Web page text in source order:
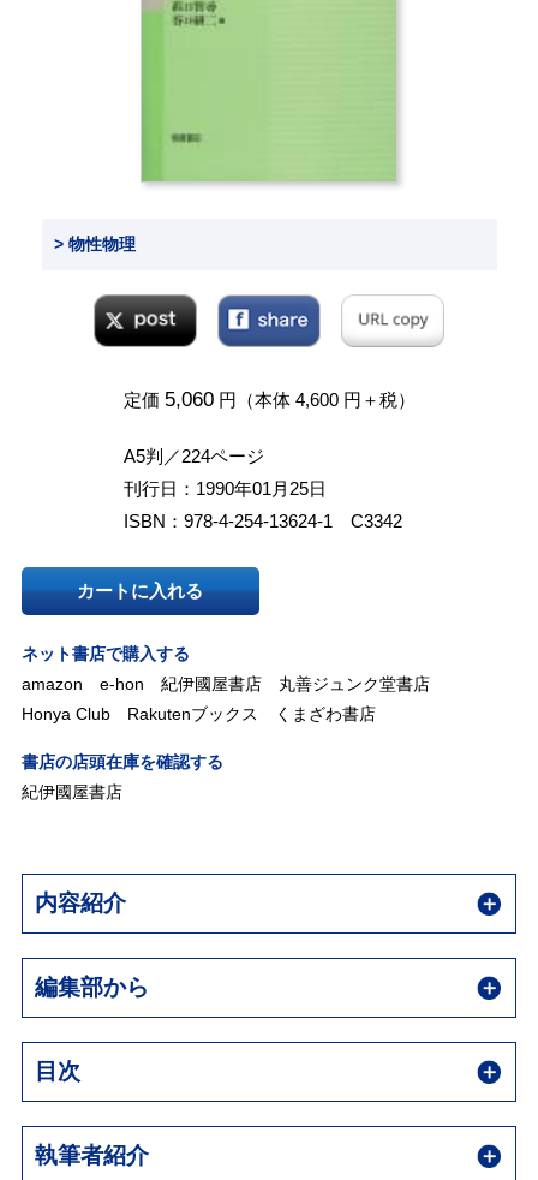
> 物性物理
定価 5,060円（本体 4,600 円＋税）
A5判／224ページ
刊行日：1990年01月25日
ISBN：978-4-254-13624-1 C3342
カートに入れる
ネット書店で購入する
amazon
e-hon 紀伊國屋書店
丸善ジュンク堂書店
Honya Club
Rakutenブックス くまざわ書店
書店の店頭在庫を確認する
紀伊國屋書店
内容紹介
編集部から
目次
執筆者紹介